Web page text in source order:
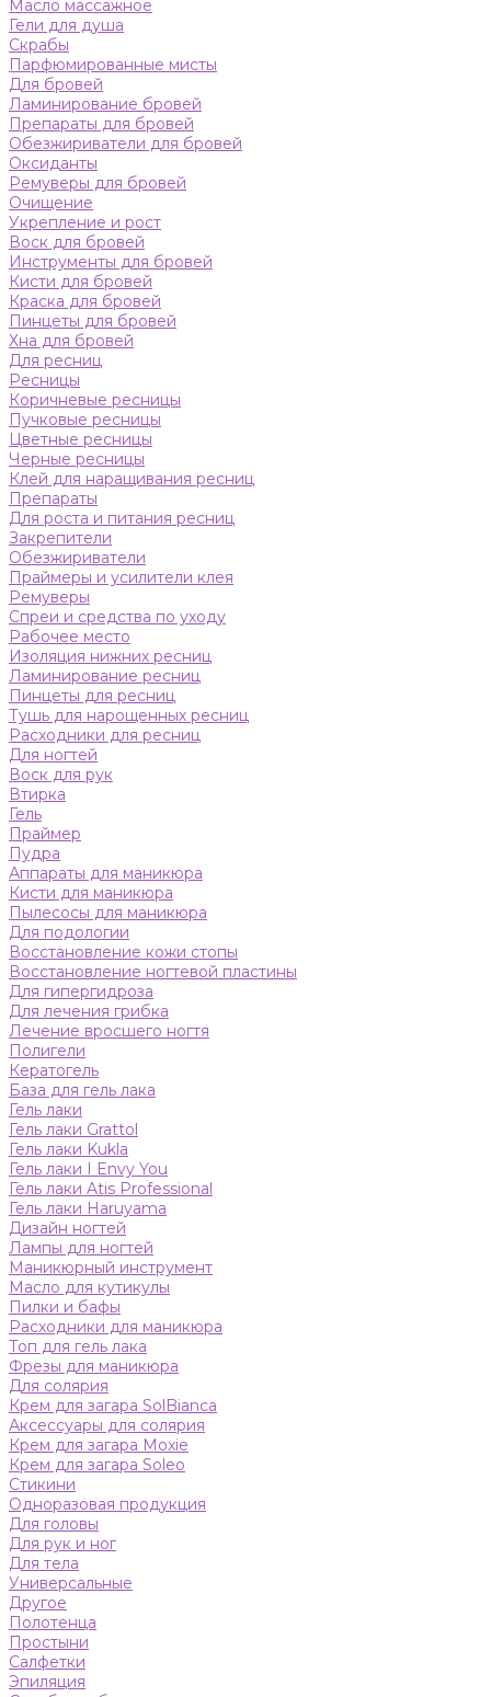
Масло массажное
Гели для душа
Скрабы
Парфюмированные мисты
Для бровей
Ламинирование бровей
Препараты для бровей
Обезжириватели для бровей
Оксиданты
Ремуверы для бровей
Очищение
Укрепление и рост
Воск для бровей
Инструменты для бровей
Кисти для бровей
Краска для бровей
Пинцеты для бровей
Хна для бровей
Для ресниц
Ресницы
Коричневые ресницы
Пучковые ресницы
Цветные ресницы
Черные ресницы
Клей для наращивания ресниц
Препараты
Для роста и питания ресниц
Закрепители
Обезжириватели
Праймеры и усилители клея
Ремуверы
Спреи и средства по уходу
Рабочее место
Изоляция нижних ресниц
Ламинирование ресниц
Пинцеты для ресниц
Тушь для нарощенных ресниц
Расходники для ресниц
Для ногтей
Воск для рук
Втирка
Гель
Праймер
Пудра
Аппараты для маникюра
Кисти для маникюра
Пылесосы для маникюра
Для подологии
Восстановление кожи стопы
Восстановление ногтевой пластины
Для гипергидроза
Для лечения грибка
Лечение вросшего ногтя
Полигели
Кератогель
База для гель лака
Гель лаки
Гель лаки Grattol
Гель лаки Kukla
Гель лаки I Envy You
Гель лаки Atis Professional
Гель лаки Haruyama
Дизайн ногтей
Лампы для ногтей
Маникюрный инструмент
Масло для кутикулы
Пилки и бафы
Расходники для маникюра
Топ для гель лака
Фрезы для маникюра
Для солярия
Крем для загара SolBianca
Аксессуары для солярия
Крем для загара Moxie
Крем для загара Soleo
Стикини
Одноразовая продукция
Для головы
Для рук и ног
Для тела
Универсальные
Другое
Полотенца
Простыни
Салфетки
Эпиляция